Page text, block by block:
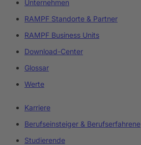
Unternehmen
RAMPF Standorte & Partner
RAMPF Business Units
Download-Center
Glossar
Werte
Karriere
Berufseinsteiger & Berufserfahrene
Studierende